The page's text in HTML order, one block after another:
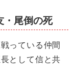
・尾倒の死
っている仲間
として信と共